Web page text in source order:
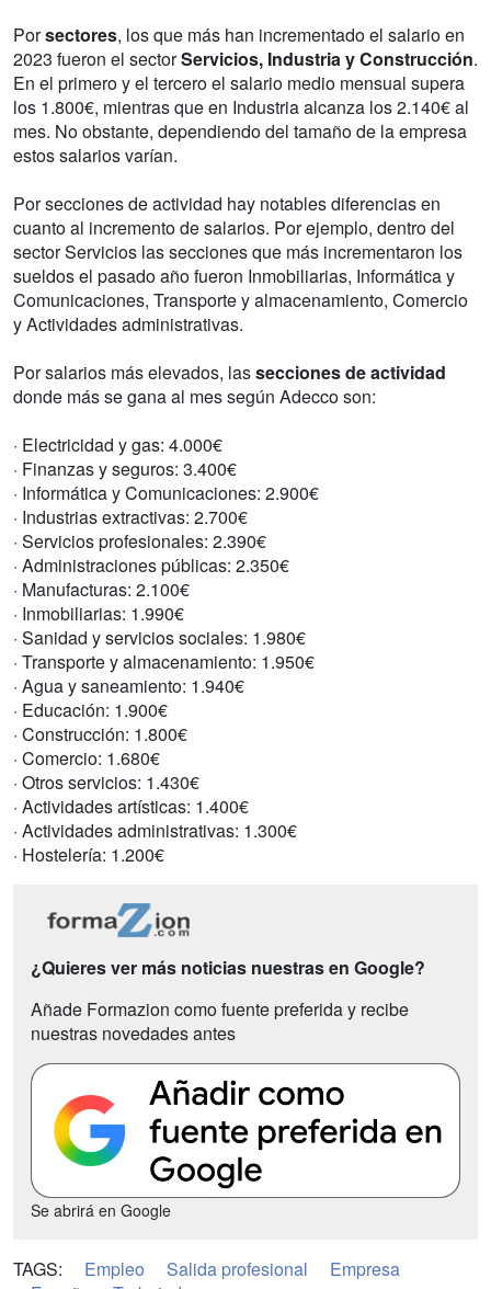
Porsectores, los que más han incrementado el salario en
2023 fueron el sectorServicios, Industria y Construcción.
En el primero y el tercero el salario medio mensual supera
los 1.800€, mientras que en Industria alcanza los 2.140€ al
mes. No obstante, dependiendo del tamaño de la empresa
estos salarios varían.
Por secciones de actividad hay notables diferencias en
cuanto al incremento de salarios. Por ejemplo, dentro del
sector Servicios las secciones que más incrementaron los
sueldos el pasado año fueron Inmobiliarias, Informática y
Comunicaciones, Transporte y almacenamiento, Comercio
y Actividades administrativas.
Por salarios más elevados, lassecciones de actividad
donde más se gana al mes según Adecco son:
· Electricidad y gas: 4.000€
· Finanzas y seguros: 3.400€
· Informática y Comunicaciones: 2.900€
· Industrias extractivas: 2.700€
· Servicios profesionales: 2.390€
· Administraciones públicas: 2.350€
· Manufacturas: 2.100€
· Inmobiliarias: 1.990€
· Sanidad y servicios sociales: 1.980€
· Transporte y almacenamiento: 1.950€
· Agua y saneamiento: 1.940€
· Educación: 1.900€
· Construcción: 1.800€
· Comercio: 1.680€
· Otros servicios: 1.430€
· Actividades artísticas: 1.400€
· Actividades administrativas: 1.300€
· Hostelería: 1.200€
¿Quieres ver más noticias nuestras en Google?
Añade Formazion como fuente preferida y recibe
nuestras novedades antes
Se abrirá en Google
TAGS: Empleo Salida profesional
Empresa